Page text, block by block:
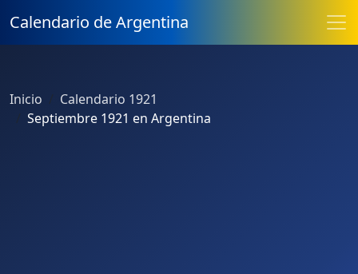
Calendario de Argentina
Inicio
Calendario 1921
Septiembre 1921 en Argentina